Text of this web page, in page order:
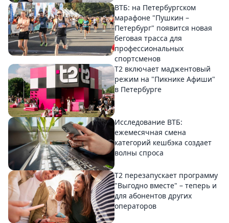
ВТБ: на Петербургском
марафоне "Пушкин –
Петербург" появится новая
беговая трасса для
профессиональных
спортсменов
Т2 включает маджентовый
режим на "Пикнике Афиши"
в Петербурге
Исследование ВТБ:
ежемесячная смена
категорий кешбэка создает
волны спроса
Т2 перезапускает программу
"Выгодно вместе" – теперь и
для абонентов других
операторов